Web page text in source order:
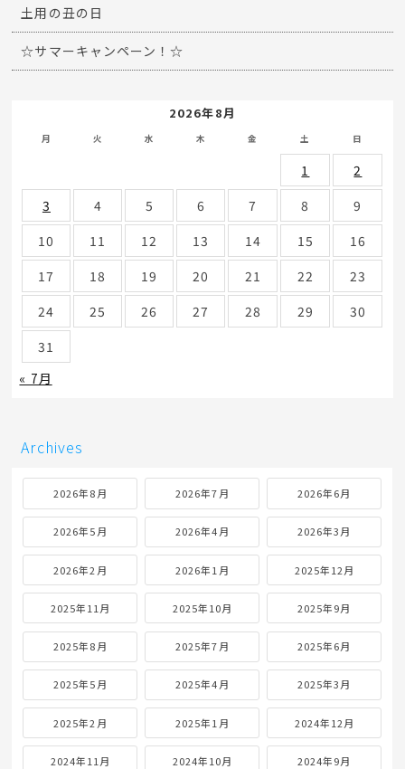
土用の丑の日
☆サマーキャンペーン！☆
2026年8月
月 火 水 木 金 土 日
1
2
3
4 5 6 7 8
9
10
11 12 13 14 15
16
17
18 19 20 21 22
23
24
25 26 27 28 29
30
31
« 7月
Archives
2026年8月 2026年7月 2026年6月
2026年5月 2026年4月 2026年3月
2026年2月 2026年1月 2025年12月
2025年11月 2025年10月 2025年9月
2025年8月 2025年7月 2025年6月
2025年5月 2025年4月 2025年3月
2025年2月 2025年1月 2024年12月
2024年11月 2024年10月 2024年9月